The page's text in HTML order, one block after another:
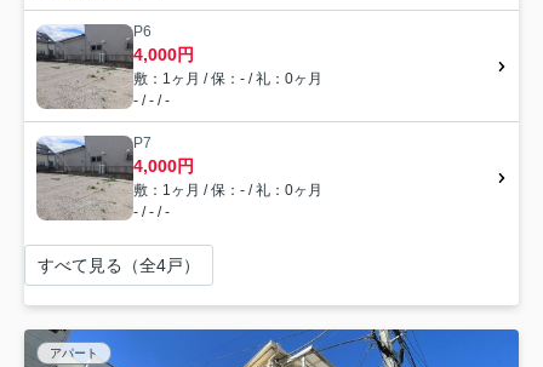
P6
4,000円
敷：1ヶ月 / 保：- / 礼：0ヶ月
- / - / -
P7
4,000円
敷：1ヶ月 / 保：- / 礼：0ヶ月
- / - / -
すべて見る（全4戸）
アパート